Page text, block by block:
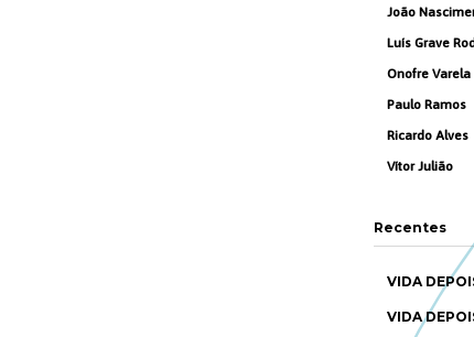
João
Luís Grave
Onofre Varela
Paulo Ramos
Ricardo Alves
Vítor Julião
Recentes
VIDA
VIDA